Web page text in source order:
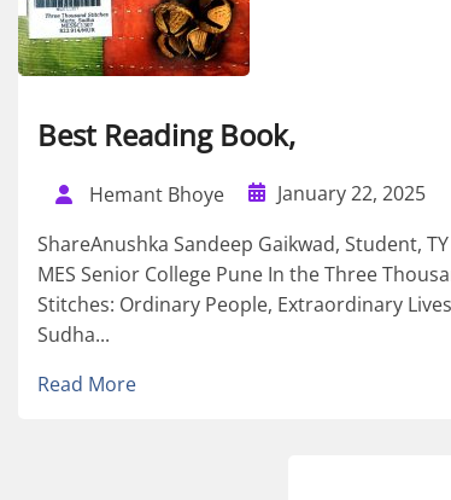
Best Reading Book,
Hemant Bhoye
January 22, 2025
ShareAnushka Sandeep Gaikwad, Student, TY
MES Senior College Pune In the Three
Stitches: Ordinary People, Extraordinary
Sudha...
Read More